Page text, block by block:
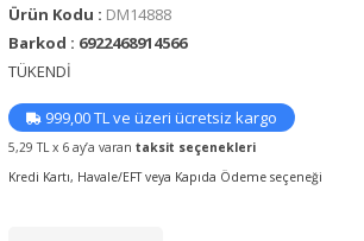
Ürün Kodu : DM14888
Barkod : 6922468914566
TÜKENDİ
999,00 TL ve üzeri ücretsiz kargo
5,29 TL x 6 ay’a varan taksit seçenekleri
Kredi Kartı, Havale/EFT veya Kapıda Ödeme seçeneği